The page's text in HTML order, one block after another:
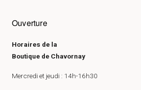
Ouverture
Horaires de la
Boutique de Chavornay
Mercredi et jeudi : 14h-16h30